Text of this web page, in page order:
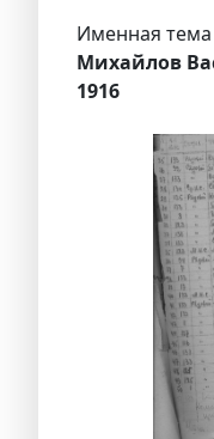
Именная
Михайлов
1916